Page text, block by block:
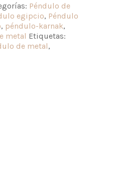
Péndulo de
egipcio, Péndulo
, péndulo-karnak,
metal Etiquetas:
de metal,